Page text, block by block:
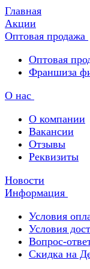
Главная
Акции
Оптовая продажа
Оптовая
Франшиза
О нас
О компании
Вакансии
Отзывы
Реквизиты
Новости
Информация
Условия
Условия
Вопрос-
Скидка на